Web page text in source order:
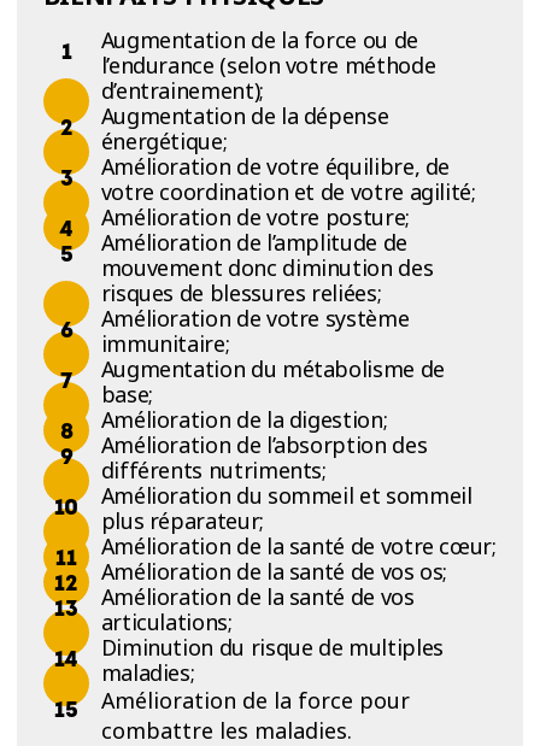
Augmentation de la force ou de
l’endurance (selon votre méthode
d’entrainement);
Augmentation de la dépense
énergétique;
Amélioration de votre équilibre, de
votre coordination et de votre agilité;
Amélioration de votre posture;
Amélioration de l’amplitude de
mouvement donc diminution des
risques de blessures reliées;
Amélioration de votre système
immunitaire;
Augmentation du métabolisme de
base;
Amélioration de la digestion;
Amélioration de l’absorption des
différents nutriments;
Amélioration du sommeil et sommeil
plus réparateur;
Amélioration de la santé de votre cœur;
Amélioration de la santé de vos os;
Amélioration de la santé de vos
articulations;
Diminution du risque de multiples
maladies;
Amélioration de la force pour
combattre les maladies.